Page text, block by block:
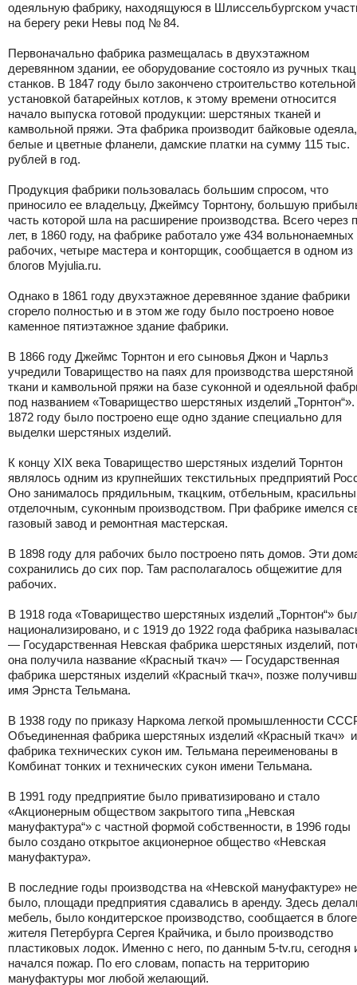
одеяльную фабрику, находящуюся в Шлиссельбургском
на берегу реки Невы под № 84.
Первоначально фабрика размещалась в двухэтажном
деревянном здании, ее оборудование состояло из ручных
станков. В 1847 году было закончено строительство
установкой батарейных котлов, к этому времени относится
начало выпуска готовой продукции: шерстяных тканей и
камвольной пряжи. Эта фабрика производит байковые одеяла,
белые и цветные фланели, дамские платки на сумму 115 тыс.
рублей в год.
Продукция фабрики пользовалась большим спросом, что
приносило ее владельцу, Джеймсу Торнтону, большую
часть которой шла на расширение производства. Всего через
лет, в 1860 году, на фабрике работало уже 434 вольнонаемных
рабочих, четыре мастера и конторщик, сообщается в одном из
блогов Myjulia.ru.
Однако в 1861 году двухэтажное деревянное здание фабрики
сгорело полностью и в этом же году было построено новое
каменное пятиэтажное здание фабрики.
В 1866 году Джеймс Торнтон и его сыновья Джон и Чарльз
учредили Товарищество на паях для производства шерстяной
ткани и камвольной пряжи на базе суконной и одеяльной
под названием «Товарищество шерстяных изделий
1872 году было построено еще одно здание специально для
выделки шерстяных изделий.
К концу XIX века Товарищество шерстяных изделий Торнтон
являлось одним из крупнейших текстильных предприятий
Оно занималось прядильным, ткацким, отбельным,
отделочным, суконным производством. При фабрике имелся
газовый завод и ремонтная мастерская.
В 1898 году для рабочих было построено пять домов. Эти
сохранились до сих пор. Там располагалось общежитие для
рабочих.
В 1918 года «Товарищество шерстяных изделий „Торнтон“»
национализировано, и с 1919 до 1922 года фабрика
— Государственная Невская фабрика шерстяных изделий,
она получила название «Красный ткач» — Государственная
фабрика шерстяных изделий «Красный ткач», позже
имя Эрнста Тельмана.
В 1938 году по приказу Наркома легкой промышленности
Объединенная фабрика шерстяных изделий «Красный ткач» и
фабрика технических сукон им. Тельмана переименованы в
Комбинат тонких и технических сукон имени Тельмана.
В 1991 году предприятие было приватизировано и стало
«Акционерным обществом закрытого типа „Невская
мануфактура“» с частной формой собственности, в 1996 годы
было создано открытое акционерное общество «Невская
мануфактура».
В последние годы производства на «Невской мануфактуре» не
было, площади предприятия сдавались в аренду. Здесь
мебель, было кондитерское производство, сообщается в блоге
жителя Петербурга Сергея Крайчика, и было производство
пластиковых лодок. Именно с него, по данным 5-tv.ru, сегодня
начался пожар. По его словам, попасть на территорию
мануфактуры мог любой желающий.